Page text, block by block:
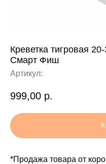
Креветка тигровая
Смарт Фиш
Артикул:
999,00 р.
*Продажа товара от